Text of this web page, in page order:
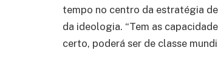
tempo no centro da estratégia
da ideologia. “Tem as
certo, poderá ser de classe